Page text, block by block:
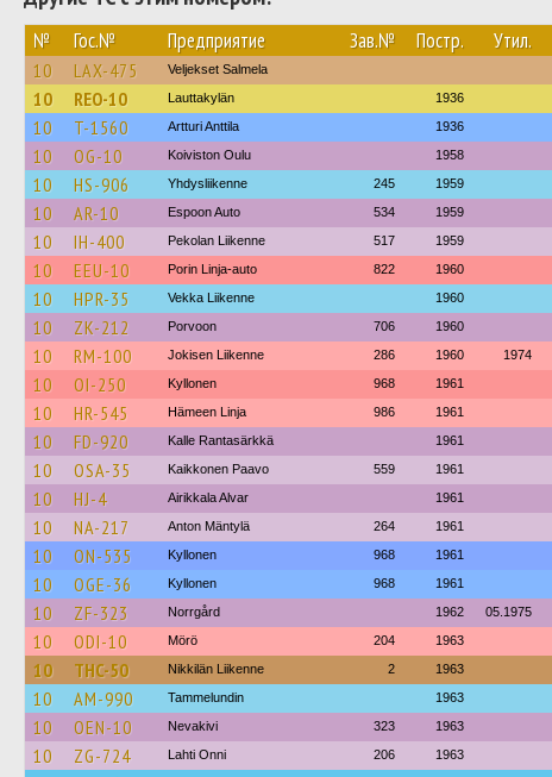
№ Гос.№ Предприятие Зав.№ Постр. Утил.
10 LAX-475 Veljekset Salmela
10 REO-10 Lauttakylän 1936
10 T-1560 Artturi Anttila 1936
10 OG-10 Koiviston Oulu 1958
10 HS-906 Yhdysliikenne 245 1959
10 AR-10 Espoon Auto 534 1959
10 IH-400 Pekolan Liikenne 517 1959
10 EEU-10 Porin Linja-auto 822 1960
10 HPR-35 Vekka Liikenne 1960
10 ZK-212 Porvoon 706 1960
10 RM-100 Jokisen Liikenne 286 1960 1974
10 OI-250 Kyllonen 968 1961
10 HR-545 Hämeen Linja 986 1961
10 FD-920 Kalle Rantasärkkä 1961
10 OSA-35 Kaikkonen Paavo 559 1961
10 HJ-4 Airikkala Alvar 1961
10 NA-217 Anton Mäntylä 264 1961
10 ON-535 Kyllonen 968 1961
10 OGE-36 Kyllonen 968 1961
10 ZF-323 Norrgård 1962 05.1975
10 ODI-10 Mörö 204 1963
10 THC-50 Nikkilän Liikenne 2 1963
10 AM-990 Tammelundin 1963
10 OEN-10 Nevakivi 323 1963
10 ZG-724 Lahti Onni 206 1963